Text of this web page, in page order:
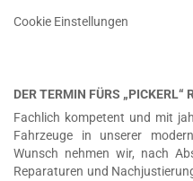
Cookie Einstellungen
DER TERMIN FÜRS „PICKERL“
Fachlich kompetent und mit
Fahrzeuge in unserer
Wunsch nehmen wir, nach
Reparaturen und